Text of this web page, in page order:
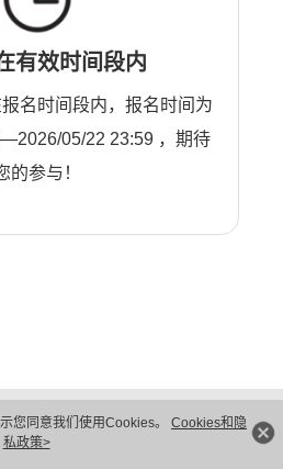
您同意我们使用Cookies。 Cookies和隐
私政策>
有效时间段内
名时间段内，报名时间为
05/22 23:59 ，期待
的参与！
私保护
法律声明